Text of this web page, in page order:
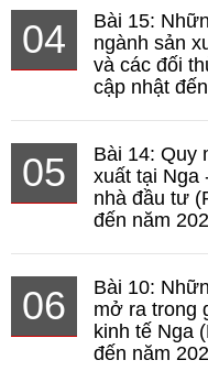
04
Bài 15:
ngành sản
và các đối
cập nhật
05
Bài 14: Quy
xuất tại Nga
nhà đầu tư
đến năm
06
Bài 10:
mở ra trong
kinh tế Nga
đến năm